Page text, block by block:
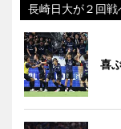
長崎日大が２回
喜